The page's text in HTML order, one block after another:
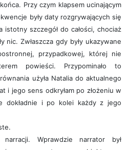
Przy czym klapsem ucinającym
były daty rozgrywających się
istotny szczegół do całości, chociaż
nic. Zwłaszcza gdy były ukazywane
przypadkowej, której nie
powieści. Przypominało to
użyła Natalia do aktualnego
i jego sens odkryłam po złożeniu w
dokładnie i po kolei każdy z jego
Wprawdzie narrator był